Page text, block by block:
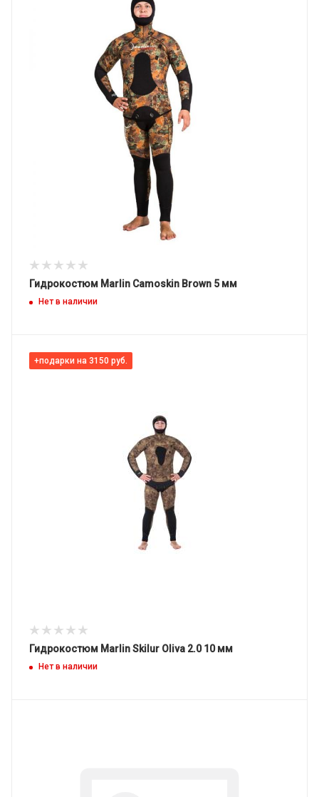
Гидрокостюм Marlin Camoskin Brown 5 мм
Нет в наличии
+подарки на 3150 руб.
Гидрокостюм Marlin Skilur Oliva 2.0 10 мм
Нет в наличии